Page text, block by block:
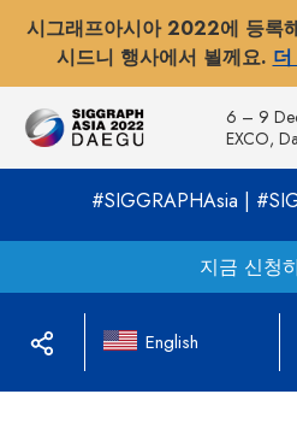
시그래프아시아 2022에 등록
시드니 행사에서 뵐께요.
#SIGGRAPHAsia |
지금 신청
English
6 – 9
EXCO,